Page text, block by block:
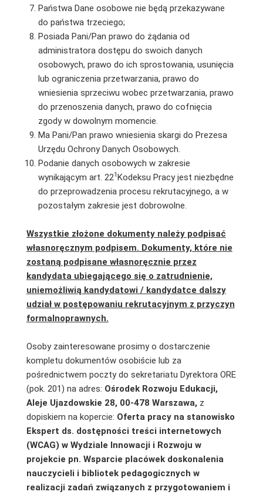
Państwa Dane osobowe nie będą przekazywane
do państwa trzeciego;
Posiada Pani/Pan prawo do żądania od
administratora dostępu do swoich danych
osobowych, prawo do ich sprostowania, usunięcia
lub ograniczenia przetwarzania, prawo do
wniesienia sprzeciwu wobec przetwarzania, prawo
do przenoszenia danych, prawo do cofnięcia
zgody w dowolnym momencie.
Ma Pani/Pan prawo wniesienia skargi do Prezesa
Urzędu Ochrony Danych Osobowych.
Podanie danych osobowych w zakresie
wynikającym art. 221Kodeksu Pracy jest niezbędne
do przeprowadzenia procesu rekrutacyjnego, a w
pozostałym zakresie jest dobrowolne.
Wszystkie złożone dokumenty należy podpisać
własnoręcznym podpisem. Dokumenty, które nie
zostaną podpisane własnoręcznie przez
kandydata ubiegającego się o zatrudnienie,
uniemożliwią kandydatowi / kandydatce dalszy
udział w postępowaniu rekrutacyjnym z przyczyn
formalnoprawnych.
Osoby zainteresowane prosimy o dostarczenie
kompletu dokumentów osobiście lub za
pośrednictwem poczty do sekretariatu Dyrektora ORE
(pok. 201) na adres: Ośrodek Rozwoju Edukacji,
Aleje Ujazdowskie 28, 00-478 Warszawa, z
dopiskiem na kopercie: Oferta pracy na stanowisko
Ekspert ds. dostępności treści internetowych
(WCAG) w Wydziale Innowacji i Rozwoju w
projekcie pn. Wsparcie placówek doskonalenia
nauczycieli i bibliotek pedagogicznych w
realizacji zadań związanych z przygotowaniem i